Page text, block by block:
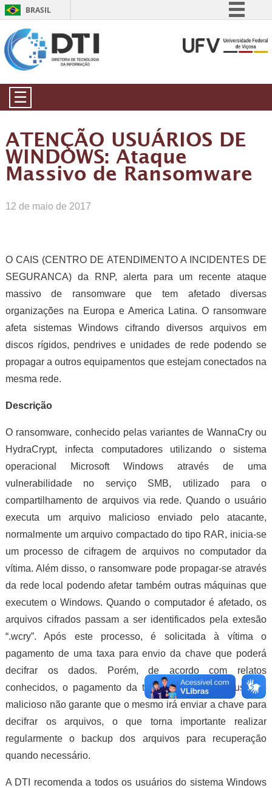
BRASIL
Comunica BR
☰
ATENÇÃO USUÁRIOS DE
WINDOWS: Ataque
Massivo de Ransomware
12 de maio de 2017
O CAIS (CENTRO DE ATENDIMENTO A INCIDENTES DE
SEGURANCA) da RNP, alerta para um recente ataque
massivo de ransomware que tem afetado diversas
organizações na Europa e America Latina. O ransomware
afeta sistemas Windows cifrando diversos arquivos em
discos rígidos, pendrives e unidades de rede podendo se
propagar a outros equipamentos que estejam conectados na
mesma rede.
Descrição
O ransomware, conhecido pelas variantes de WannaCry ou
HydraCrypt, infecta computadores utilizando o sistema
operacional Microsoft Windows através de uma
vulnerabilidade no serviço SMB, utilizado para o
compartilhamento de arquivos via rede. Quando o usuário
executa um arquivo malicioso enviado pelo atacante,
normalmente um arquivo compactado do tipo RAR, inicia-se
um processo de cifragem de arquivos no computador da
vítima. Além disso, o ransomware pode propagar-se através
da rede local podendo afetar também outras máquinas que
executem o Windows. Quando o computador é afetado, os
arquivos cifrados passam a ser identificados pela extesão
“.wcry”. Após este processo, é solicitada à vítima o
pagamento de uma taxa para envio da chave que poderá
decifrar os dados. Porém, de acordo com relatos
conhecidos, o pagamento da taxa de resgate ao usuário
malicioso não garante que o mesmo irá enviar a chave para
decifrar os arquivos, o que torna importante realizar
regularmente o backup dos arquivos para recuperação
quando necessário.
A DTI recomenda a todos os usuários do sistema Windows